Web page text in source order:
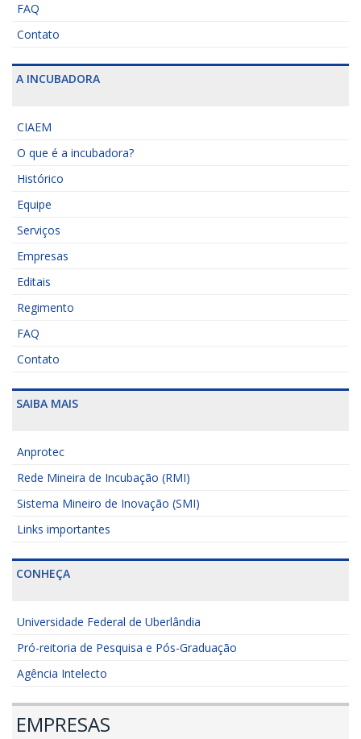
FAQ
Contato
A INCUBADORA
CIAEM
O que é a incubadora?
Histórico
Equipe
Serviços
Empresas
Editais
Regimento
FAQ
Contato
SAIBA MAIS
Anprotec
Rede Mineira de Incubação (RMI)
Sistema Mineiro de Inovação (SMI)
Links importantes
CONHEÇA
Universidade Federal de Uberlândia
Pró-reitoria de Pesquisa e Pós-Graduação
Agência Intelecto
EMPRESAS